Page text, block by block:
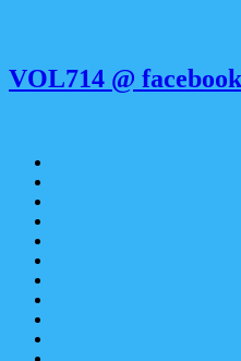
VOL714 @ facebook